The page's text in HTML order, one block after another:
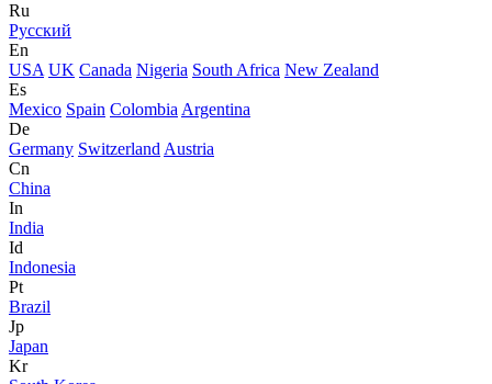
Ru
Русский
En
USA UK Canada Nigeria South Africa New Zealand
Es
Mexico Spain Colombia Argentina
De
Germany Switzerland Austria
Cn
China
In
India
Id
Indonesia
Pt
Brazil
Jp
Japan
Kr